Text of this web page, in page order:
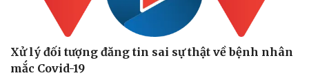
Xử lý đối tượng đăng tin sai sự thật về bệnh nhân
mắc Covid-19